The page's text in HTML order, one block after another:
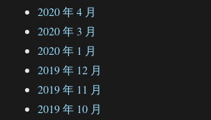
2020 年 4 月
2020 年 3 月
2020 年 1 月
2019 年 12 月
2019 年 11 月
2019 年 10 月